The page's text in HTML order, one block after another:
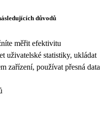
důvodů
měřit efektivitu
uživatelské statistiky, ukládat
zařízení, používat přesná data